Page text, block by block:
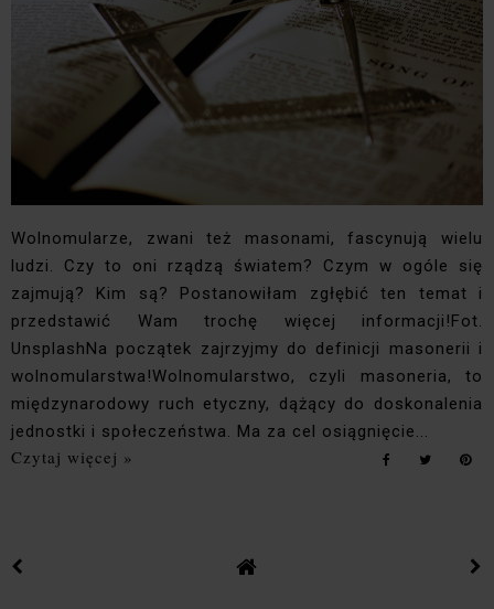
Wolnomularze, zwani też masonami, fascynują wielu
ludzi. Czy to oni rządzą światem? Czym w ogóle się
zajmują? Kim są? Postanowiłam zgłębić ten temat i
przedstawić Wam trochę więcej informacji!Fot.
UnsplashNa początek zajrzyjmy do definicji masonerii i
wolnomularstwa!Wolnomularstwo, czyli masoneria, to
międzynarodowy ruch etyczny, dążący do doskonalenia
jednostki i społeczeństwa. Ma za cel osiągnięcie...
Czytaj więcej »